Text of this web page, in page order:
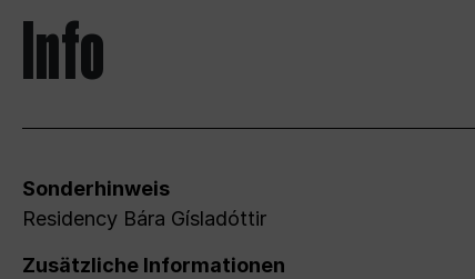
Info
Sonderhinweis
Residency Bára Gísladóttir
Zusätzliche Informationen